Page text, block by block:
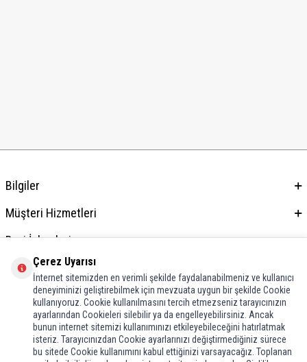
Bilgiler
Müşteri Hizmetleri
Bayi İşlemleri
Adres & İletişim
Çerez Uyarısı
İnternet sitemizden en verimli şekilde faydalanabilmeniz ve kullanıcı
deneyiminizi geliştirebilmek için mevzuata uygun bir şekilde Cookie
kullanıyoruz. Cookie kullanılmasını tercih etmezseniz tarayıcınızın
ayarlarından Cookieleri silebilir ya da engelleyebilirsiniz. Ancak
bunun internet sitemizi kullanımınızı etkileyebileceğini hatırlatmak
isteriz. Tarayıcınızdan Cookie ayarlarınızı değiştirmediğiniz sürece
bu sitede Cookie kullanımını kabul ettiğinizi varsayacağız. Toplanan